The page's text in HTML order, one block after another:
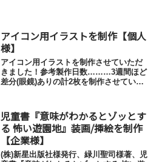
アイコン用イラストを制作【個人
様】
アイコン用イラストを制作させていただ
きました！参考製作日数………3週間ほど
差分(眼鏡)ありの計2枚を制作させていた
児童書『意味がわかるとゾッとす
る 怖い遊園地』装画/挿絵を制作
【企業様】
(株)新星出版社様発行、緑川聖司様著、児